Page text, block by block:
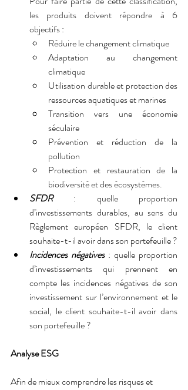
les produits doivent répondre à 6
objectifs :
Réduire le changement climatique
Adaptation au changement
climatique
Utilisation durable et protection des
ressources aquatiques et marines
Transition vers une économie
séculaire
Prévention et réduction de la
pollution
Protection et restauration de la
SFDR : quelle proportion
d’investissements durables, au sens du
Règlement européen SFDR, le client
Incidences négatives : quelle proportion
d’investissements qui prennent en
compte les incidences négatives de son
investissement sur l’environnement et le
social, le client souhaite-t-il avoir dans
son portefeuille ?
Analyse ESG
Afin de mieux comprendre les risques et